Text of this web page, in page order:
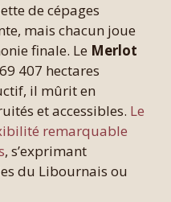
de cépages
mais chacun joue
finale. Le Merlot
407 hectares
il mûrit en
et accessibles. Le
remarquable
, s’exprimant
du Libournais ou